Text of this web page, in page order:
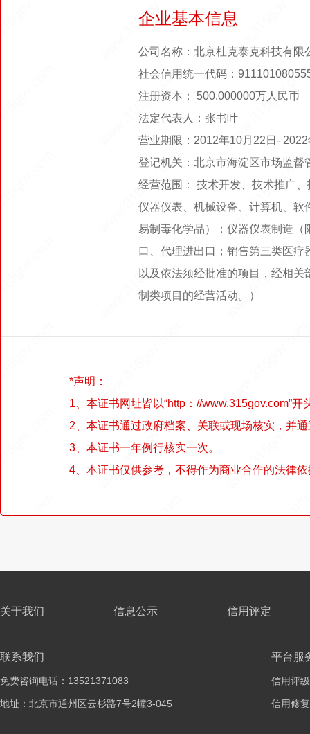
企业基本信息
公司名称：北京杜克泰克科技有限
社会信用统一代码：
注册资本： 500.000000万人民币
法定代表人：张书叶
营业期限：2012年10月22日-
登记机关：北京市海淀区市场监督
经营范围： 技术开发、技术推广
仪器仪表、机械设备、计算机、软
易制毒化学品）；仪器仪表制造
口、代理进出口；销售第三类医
以及依法须经批准的项目，经相
制类项目的经营活动。）
*声明：
1、本证书网址皆以“http：//www.315gov.com”开
2、本证书通过政府档案、关联或现场核实，并
3、本证书一年例行核实一次。
4、本证书仅供参考，不得作为商业合作的法律
关于我们 信息公示 信用评定
联系我们
免费咨询电话：13521371083
地址：北京市通州区云杉路7号2幢3-045
平台服
信用评级
信用修复